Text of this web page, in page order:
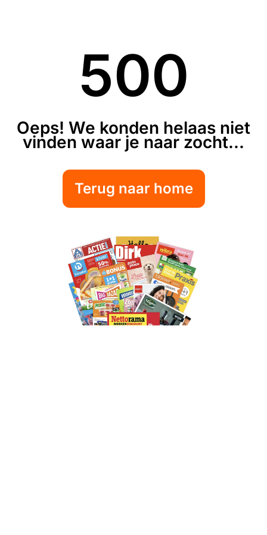
500
Oeps! We konden helaas niet
vinden waar je naar zocht...
Terug naar home